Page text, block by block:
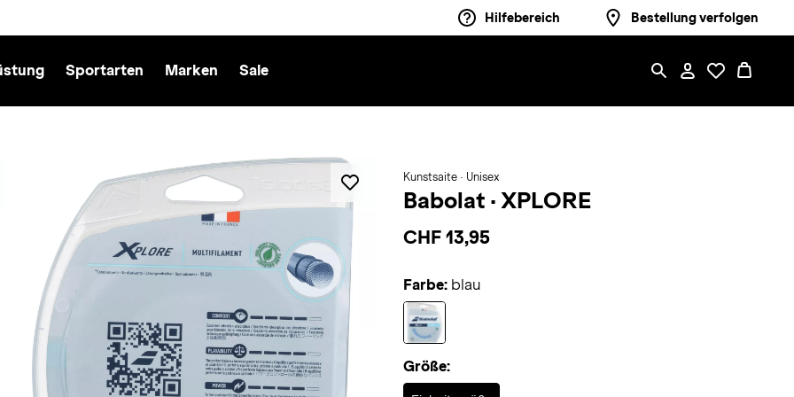
Hilfebereich Bestellung verfolgen
Sportarten Marken Sale
Kunstsaite · Unisex
Babolat · XPLORE
CHF 13,95
Farbe: blau
Größe:
Selected